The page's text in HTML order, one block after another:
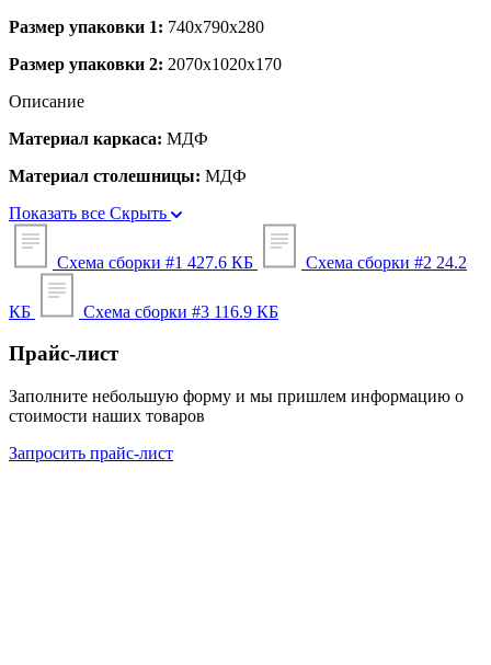
Размер упаковки 1: 740x790x280
Размер упаковки 2: 2070x1020x170
Описание
Материал каркаса: МДФ
Материал столешницы: МДФ
Показать все Скрыть
Схема сборки #1 427.6 КБ Схема сборки #2 24.2
КБ Схема сборки #3 116.9 КБ
Прайс-лист
Заполните небольшую форму и мы пришлем информацию о
стоимости наших товаров
Запросить прайс-лист